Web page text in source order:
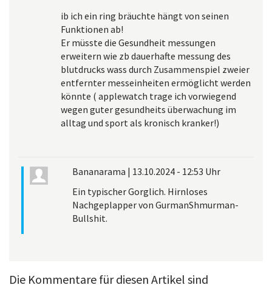
ib ich ein ring bräuchte hängt von seinen
Funktionen ab!
Er müsste die Gesundheit messungen
erweitern wie zb dauerhafte messung des
blutdrucks wass durch Zusammenspiel zweier
entfernter messeinheiten ermöglicht werden
könnte ( applewatch trage ich vorwiegend
wegen guter gesundheits überwachung im
alltag und sport als kronisch kranker!)
Bananarama | 13.10.2024 - 12:53 Uhr
Ein typischer Gorglich. Hirnloses
Nachgeplapper von GurmanShmurman-
Bullshit.
Die Kommentare für diesen Artikel sind